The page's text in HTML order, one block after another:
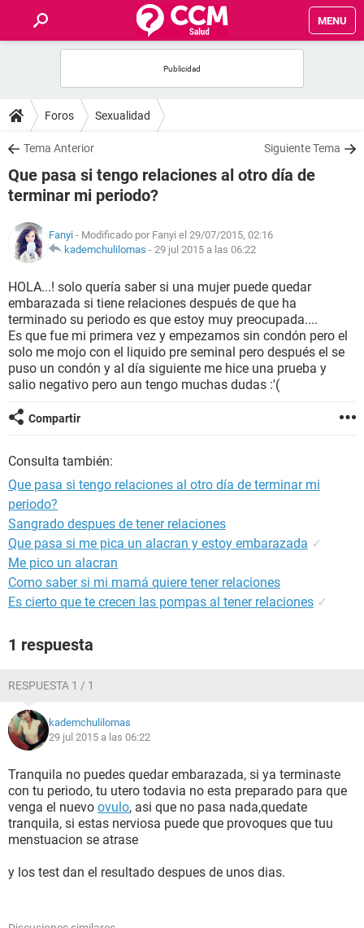
MENU
FOROS
SALUD
FAMILIA
NUTRICIÓN
SEXUALIDAD
GLOSARIO
Foros Sexualidad
Tema Anterior Siguiente Tema
Que pasa si tengo relaciones al otro día de
terminar mi periodo?
Fanyi - Modificado por Fanyi el 29/07/2015, 02:16
kademchulilomas - 29 jul 2015 a las 06:22
HOLA...! solo quería saber si una mujer puede quedar
embarazada si tiene relaciones después de que ha
terminado su periodo es que estoy muy preocupada....
Es que fue mi primera vez y empezamos sin condón pero el
solo me mojo con el liquido pre seminal pero después el se
puso un condón y al día siguiente me hice una prueba y
salio negativo pero aun tengo muchas dudas :'(
Compartir
Consulta también:
Que pasa si tengo relaciones al otro día de terminar mi
periodo?
Sangrado despues de tener relaciones
Que pasa si me pica un alacran y estoy embarazada ✓
Me pico un alacran
Como saber si mi mamá quiere tener relaciones
Es cierto que te crecen las pompas al tener relaciones ✓
1 respuesta
RESPUESTA 1 / 1
kademchulilomas
29 jul 2015 a las 06:22
Tranquila no puedes quedar embarazada, si ya terminaste
con tu periodo, tu utero todavia no esta preparado para que
venga el nuevo ovulo, asi que no pasa nada,quedate
tranquila, si estas nerviosa puede que provoques que tuu
menstuacion se atrase
y los test dan el resultado despues de unos dias.